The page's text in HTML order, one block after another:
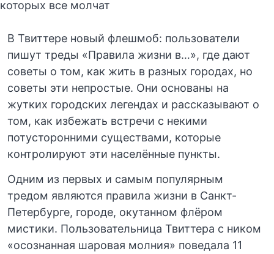
В Твиттере новый флешмоб: пользователи
пишут треды «Правила жизни в…», где дают
советы о том, как жить в разных городах, но
советы эти непростые. Они основаны на
жутких городских легендах и рассказывают о
том, как избежать встречи с некими
потусторонними существами, которые
контролируют эти населённые пункты.
Одним из первых и самым популярным
тредом являются правила жизни в Санкт-
Петербурге, городе, окутанном флёром
мистики. Пользовательница Твиттера с ником
«осознанная шаровая молния» поведала 11